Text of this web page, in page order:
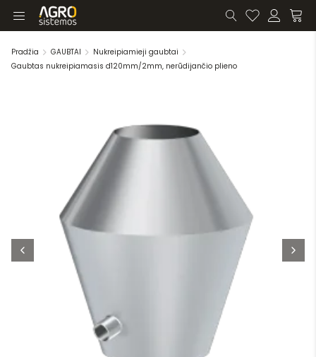
Pradžia GAUBTAI
Nukreipiamieji gaubtai
Gaubtas nukreipiamasis d120mm/2mm, nerūdijančio plieno